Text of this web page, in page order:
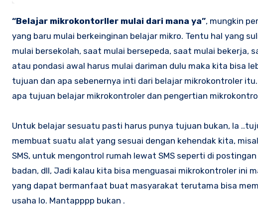
“Belajar mikrokontorller mulai dari mana ya”, mungkin
yang baru mulai berkeinginan belajar mikro. Tentu hal yang
mulai bersekolah, saat mulai bersepeda, saat mulai bekerja,
atau pondasi awal harus mulai dariman dulu maka kita bisa
tujuan dan apa sebenernya inti dari belajar mikrokontroler
apa tujuan belajar mikrokontroler dan pengertian
Untuk belajar sesuatu pasti harus punya tujuan bukan, la
membuat suatu alat yang sesuai dengan kehendak kita,
SMS, untuk mengontrol rumah lewat SMS seperti di
badan, dll, Jadi kalau kita bisa menguasai mikrokontroler ini
yang dapat bermanfaat buat masyarakat terutama bisa
usaha lo. Mantapppp bukan .